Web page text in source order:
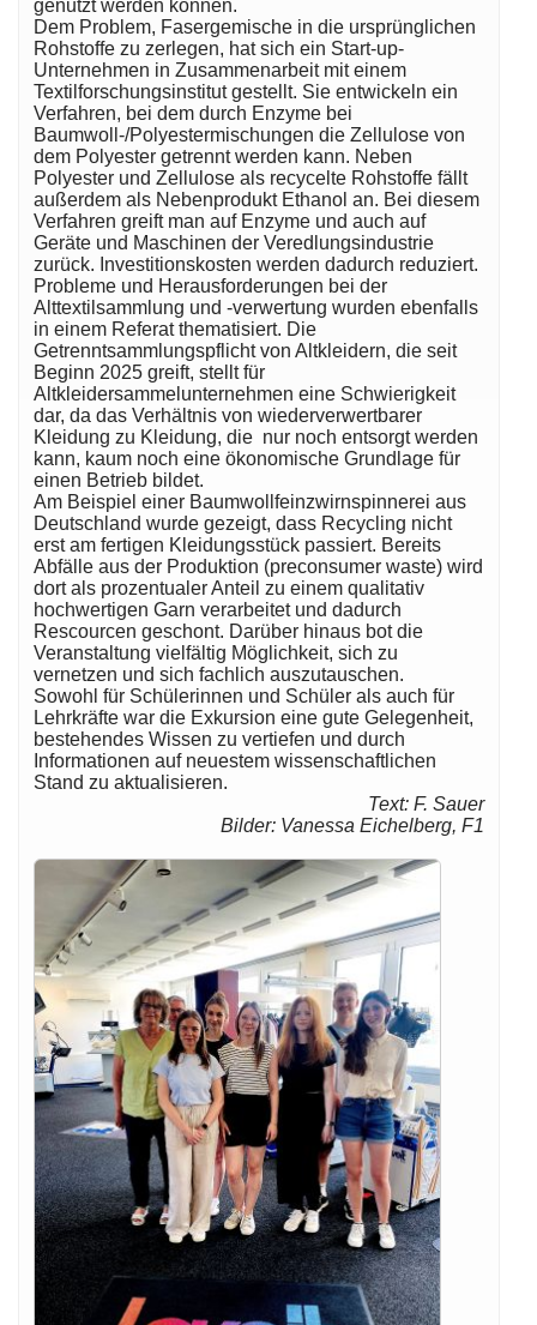
genutzt werden können.
Dem Problem, Fasergemische in die ursprünglichen
Rohstoffe zu zerlegen, hat sich ein Start-up-
Unternehmen in Zusammenarbeit mit einem
Textilforschungsinstitut gestellt. Sie entwickeln ein
Verfahren, bei dem durch Enzyme bei
Baumwoll-/Polyestermischungen die Zellulose von
dem Polyester getrennt werden kann. Neben
Polyester und Zellulose als recycelte Rohstoffe fällt
außerdem als Nebenprodukt Ethanol an. Bei diesem
Verfahren greift man auf Enzyme und auch auf
Geräte und Maschinen der Veredlungsindustrie
zurück. Investitionskosten werden dadurch reduziert.
Probleme und Herausforderungen bei der
Alttextilsammlung und -verwertung wurden ebenfalls
in einem Referat thematisiert. Die
Getrenntsammlungspflicht von Altkleidern, die seit
Beginn 2025 greift, stellt für
Altkleidersammelunternehmen eine Schwierigkeit
dar, da das Verhältnis von wiederverwertbarer
Kleidung zu Kleidung, die nur noch entsorgt werden
kann, kaum noch eine ökonomische Grundlage für
einen Betrieb bildet.
Am Beispiel einer Baumwollfeinzwirnspinnerei aus
Deutschland wurde gezeigt, dass Recycling nicht
erst am fertigen Kleidungsstück passiert. Bereits
Abfälle aus der Produktion (preconsumer waste) wird
dort als prozentualer Anteil zu einem qualitativ
hochwertigen Garn verarbeitet und dadurch
Rescourcen geschont. Darüber hinaus bot die
Veranstaltung vielfältig Möglichkeit, sich zu
vernetzen und sich fachlich auszutauschen.
Sowohl für Schülerinnen und Schüler als auch für
Lehrkräfte war die Exkursion eine gute Gelegenheit,
bestehendes Wissen zu vertiefen und durch
Informationen auf neuestem wissenschaftlichen
Stand zu aktualisieren.
Text: F. Sauer
Bilder: Vanessa Eichelberg, F1